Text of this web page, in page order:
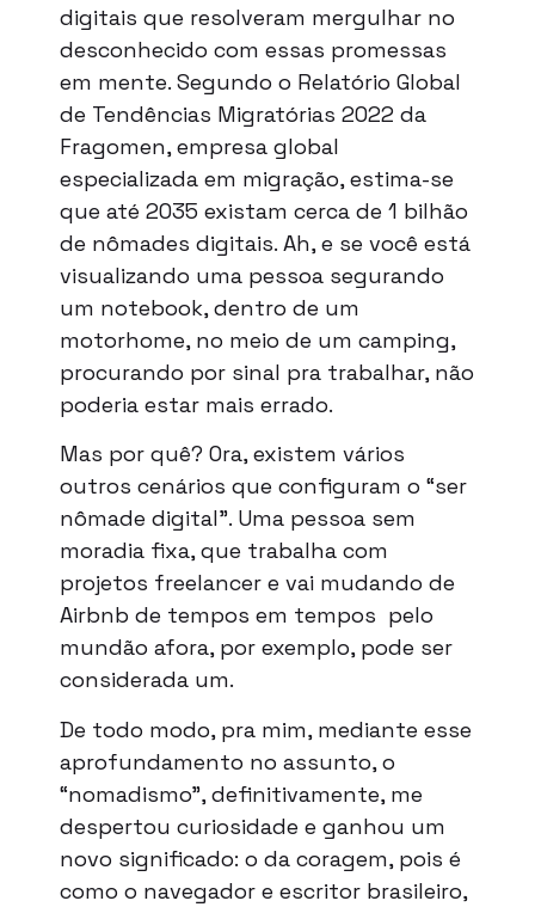
digitais que resolveram mergulhar no
desconhecido com essas promessas
em mente. Segundo o Relatório Global
de Tendências Migratórias 2022 da
Fragomen, empresa global
especializada em migração, estima-se
que até 2035 existam cerca de 1 bilhão
de nômades digitais. Ah, e se você está
visualizando uma pessoa segurando
um notebook, dentro de um
motorhome, no meio de um camping,
procurando por sinal pra trabalhar, não
poderia estar mais errado.
Mas por quê? Ora, existem vários
outros cenários que configuram o “ser
nômade digital”. Uma pessoa sem
moradia fixa, que trabalha com
projetos freelancer e vai mudando de
Airbnb de tempos em tempos pelo
mundão afora, por exemplo, pode ser
considerada um.
De todo modo, pra mim, mediante esse
aprofundamento no assunto, o
“nomadismo”, definitivamente, me
despertou curiosidade e ganhou um
novo significado: o da coragem, pois é
como o navegador e escritor brasileiro,